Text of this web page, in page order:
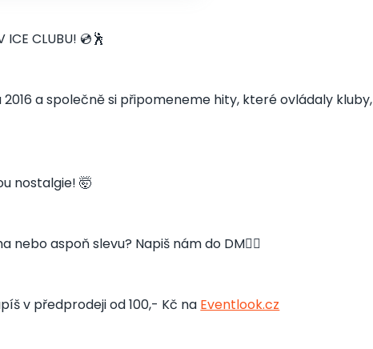
ICE CLUBU! 💿🕺
a společně si připomeneme hity, které ovládaly
nostalgie! 🤯
nebo aspoň slevu? Napiš nám do DM👇🏻
v předprodeji od 100,- Kč na Eventlook.cz